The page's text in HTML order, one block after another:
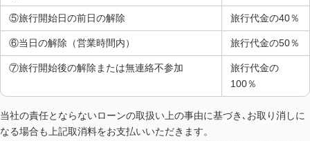
⑤旅行開始日の前日の解除 旅行代金の40％
⑥当日の解除（営業時間内） 旅行代金の50％
⑦旅行開始後の解除または無連絡不参加
旅行代金の
100％
当社の責任とならないローンの取扱い上の事由に基づき､お取り消しに
なる場合も上記取消料をお支払いいただきます。